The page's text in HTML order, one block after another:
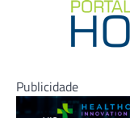
Publicidade